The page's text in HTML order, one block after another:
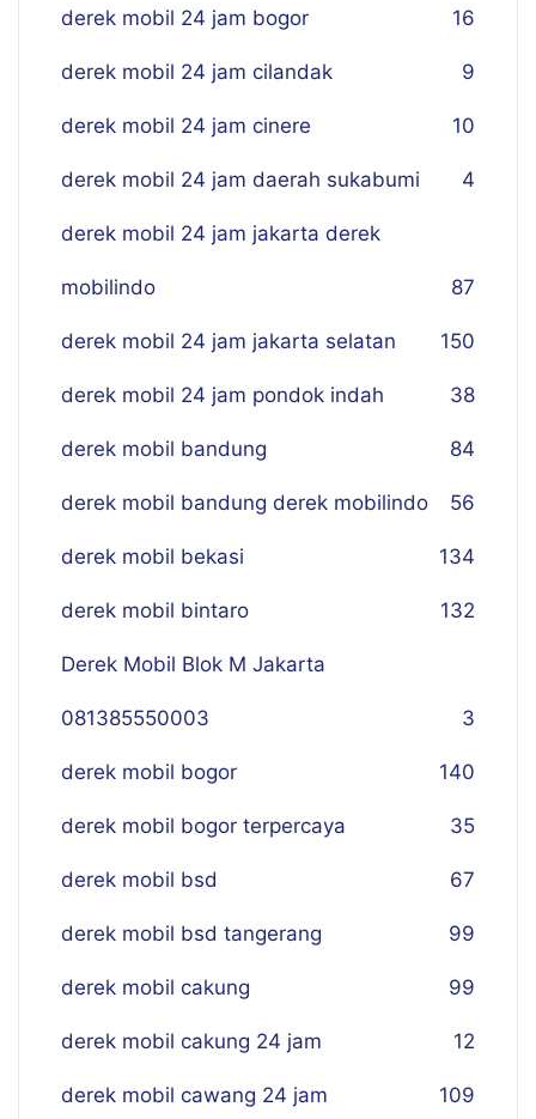
derek mobil 24 jam bogor 16
derek mobil 24 jam cilandak 9
derek mobil 24 jam cinere 10
derek mobil 24 jam daerah sukabumi 4
derek mobil 24 jam jakarta derek
mobilindo 87
derek mobil 24 jam jakarta selatan 150
derek mobil 24 jam pondok indah 38
derek mobil bandung 84
derek mobil bandung derek mobilindo 56
derek mobil bekasi 134
derek mobil bintaro 132
Derek Mobil Blok M Jakarta
081385550003 3
derek mobil bogor 140
derek mobil bogor terpercaya 35
derek mobil bsd 67
derek mobil bsd tangerang 99
derek mobil cakung 99
derek mobil cakung 24 jam 12
derek mobil cawang 24 jam 109